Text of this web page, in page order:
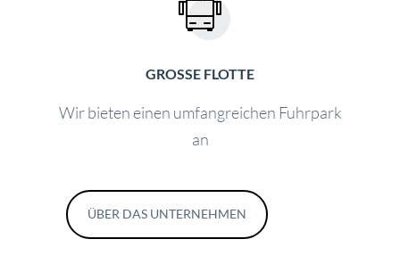
GROSSE FLOTTE
Wir bieten einen umfangreichen Fuhrpark
an
ÜBER DAS UNTERNEHMEN